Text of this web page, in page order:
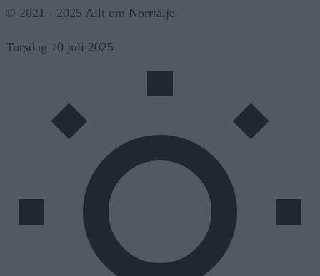
© 2021 - 2025 Allt om Norrtälje
Torsdag 10 juli 2025